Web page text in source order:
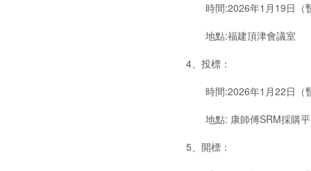
時間:2026年1月19日（
地點:福建頂津會議室
4、投標：
時間:2026年1月22日（
地點: 康師傅SRM採購平
5、開標：